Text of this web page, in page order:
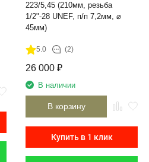
223/5,45 (210мм, резьба
1/2"-28 UNEF, п/п 7,2мм, ⌀
45мм)
5.0 (2)
26 000 ₽
В наличии
В корзину
Купить в 1 клик